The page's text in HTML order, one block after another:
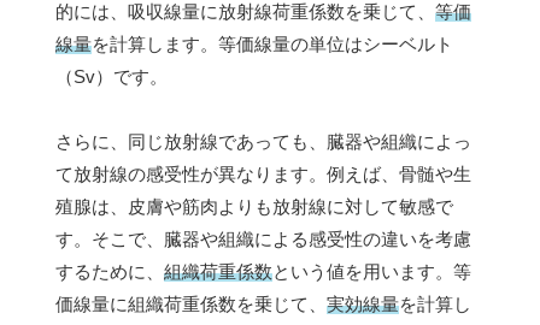
的には、吸収線量に放射線荷重係数を乗じて、 等価
線量を計算します。等価線量の単位はシーベルト
（Sv）です。
さらに、同じ放射線であっても、臓器や組織によっ
て放射線の感受性が異なります。例えば、骨髄や生
殖腺は、皮膚や筋肉よりも放射線に対して敏感で
す。そこで、臓器や組織による感受性の違いを考慮
するために、 組織荷重係数という値を用います。等
価線量に組織荷重係数を乗じて、 実効線量を計算し